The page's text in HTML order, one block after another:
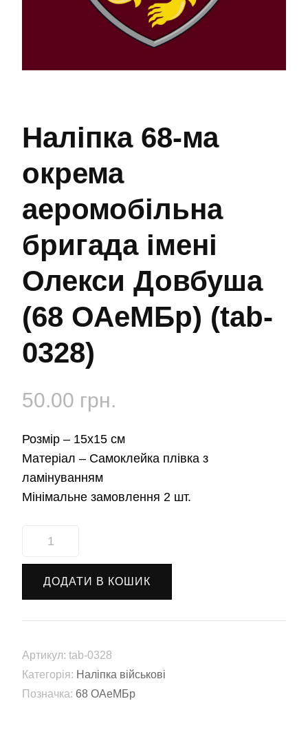
Наліпка 68-ма
окрема
аеромобільна
бригада імені
Олекси Довбуша
(68 ОАеМБр) (tab-
0328)
50.00 грн.
Розмір – 15х15 см
Матеріал – Самоклейка плівка з
ламінуванням
Мінімальне замовлення 2 шт.
Наліпка
імені
Олекси
Довбуша
ДОДАТИ В КОШИК
Артикул: tab-0328
Категорія: Наліпка військові
Позначка: 68 ОАеМБр